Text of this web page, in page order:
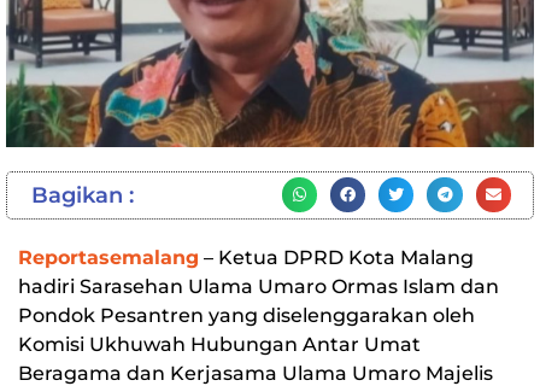
Bagikan :
Reportasemalang – Ketua DPRD Kota Malang
hadiri Sarasehan Ulama Umaro Ormas Islam dan
Pondok Pesantren yang diselenggarakan oleh
Komisi Ukhuwah Hubungan Antar Umat
Beragama dan Kerjasama Ulama Umaro Majelis